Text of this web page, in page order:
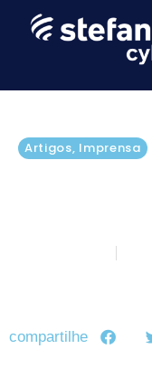
Artigos, Imprensa
compartilhe